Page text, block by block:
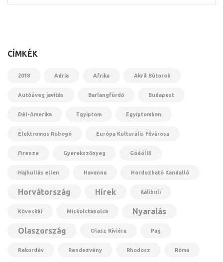
CÍMKÉK
2018 Adria Afrika Akril Bútorok
Autóüveg javítás Barlangfürdő Budapest
Dél-Amerika Egyiptom Egyiptomban
Elektromos Robogó Európa Kulturális Fővárosa
Firenze Gyerekszőnyeg Gödöllő
Hajhullás ellen Havanna Hordozható Kandalló
Horvátország Hírek Kálibuli
Köveskál Miskolctapolca Nyaralás
Olaszország Olasz Riviéra Pag
Rekordév Rendezvény Rhodosz Róma